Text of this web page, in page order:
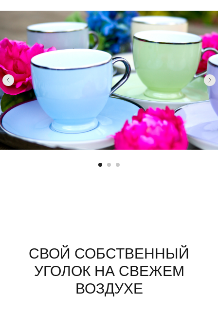
СВОЙ СОБСТВЕННЫЙ
УГОЛОК НА СВЕЖЕМ
ВОЗДУХЕ